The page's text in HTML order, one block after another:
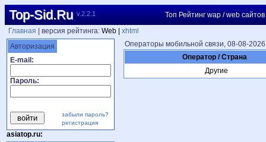
Top-Sid.Ru v.2.2.1
Топ Рейтинг wap / web сайтов
Главная
| версия рейтинга: Web | xhtml
Авторизация
E-mail:
Пароль:
забыли пароль?
регистрация
asiatop.ru:
Операторы мобильной связи, 08-08-2026
Оператор / Страна
Другие